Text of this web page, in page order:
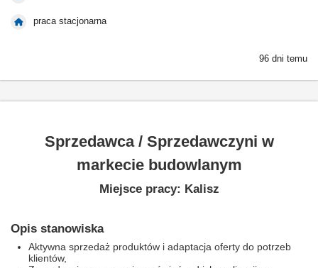
praca stacjonarna
96 dni temu
Sprzedawca / Sprzedawczyni w
markecie budowlanym
Miejsce pracy: Kalisz
Opis stanowiska
Aktywna sprzedaż produktów i adaptacja oferty do potrzeb
klientów,